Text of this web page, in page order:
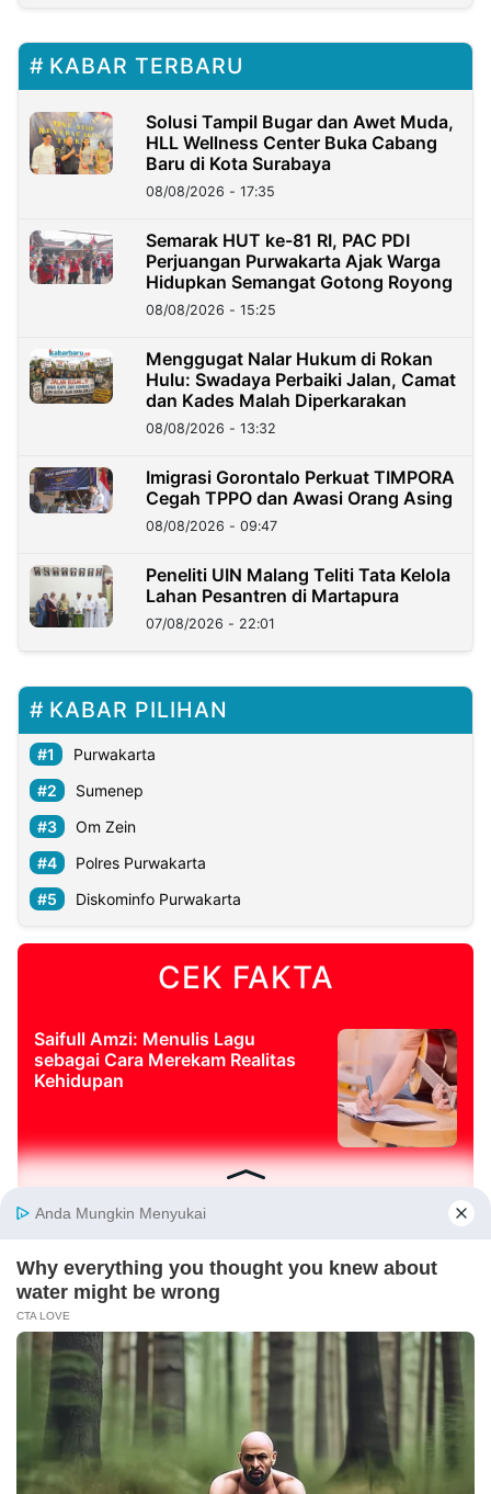
KABAR TERBARU
Solusi Tampil Bugar dan Awet Muda,
HLL Wellness Center Buka Cabang
Baru di Kota Surabaya
08/08/2026 - 17:35
Semarak HUT ke-81 RI, PAC PDI
Perjuangan Purwakarta Ajak Warga
Hidupkan Semangat Gotong Royong
08/08/2026 - 15:25
Menggugat Nalar Hukum di Rokan
Hulu: Swadaya Perbaiki Jalan, Camat
dan Kades Malah Diperkarakan
08/08/2026 - 13:32
Imigrasi Gorontalo Perkuat TIMPORA
Cegah TPPO dan Awasi Orang Asing
08/08/2026 - 09:47
Peneliti UIN Malang Teliti Tata Kelola
Lahan Pesantren di Martapura
07/08/2026 - 22:01
KABAR PILIHAN
Purwakarta
Sumenep
Om Zein
Polres Purwakarta
Diskominfo Purwakarta
CEK FAKTA
Saifull Amzi: Menulis Lagu
sebagai Cara Merekam Realitas
Kehidupan
Laporkan Hoaks
JURNALISME HIJAU